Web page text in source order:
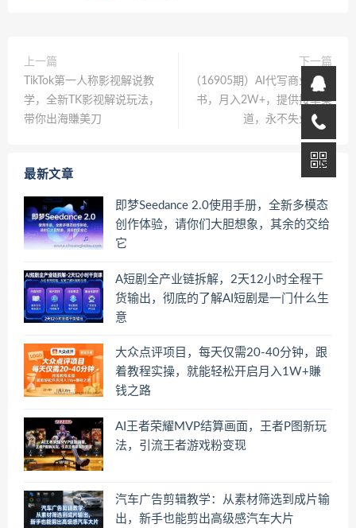
上一篇
TikTok第一人称影视解说教
学，全新TK影视解说玩法，
带你出海賺美刀
下一篇
（16905期）AI代写商业计划
书，月入2W+，提供接单渠
道，永不失业项目
最新文章
即梦Seedance 2.0使用手册，全新多模态
创作体验，请你们大胆想象，其余的交给
它
A短剧全产业链拆解，2天12小时全程干
货输出，彻底的了解AI短剧是一门什么生
意
大众点评项目，每天仅需20-40分钟，跟
着教程实操，就能轻松开启月入1W+賺
钱之路
AI王者荣耀MVP结算画面，王者P图新玩
法，引流王者游戏粉变现
汽车广告剪辑教学：从素材筛选到成片输
出，新手也能剪出高级感汽车大片